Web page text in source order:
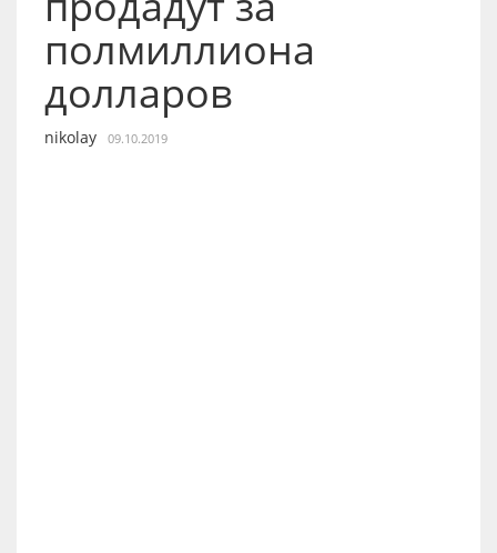
полмиллиона
долларов
nikolay 09.10.2019